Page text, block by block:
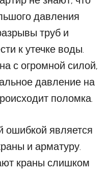
давления
труб и
к утечке воды.
с огромной силой,
давление на
поломка.
ошибкой является
и арматуру.
краны слишком